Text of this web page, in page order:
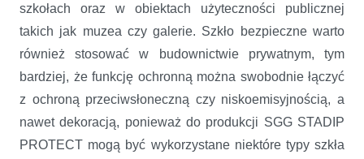
szkołach oraz w obiektach użyteczności publicznej
takich jak muzea czy galerie. Szkło bezpieczne warto
również stosować w budownictwie prywatnym, tym
bardziej, że funkcję ochronną można swobodnie łączyć
z ochroną przeciwsłoneczną czy niskoemisyjnością, a
nawet dekoracją, ponieważ do produkcji SGG STADIP
PROTECT mogą być wykorzystane niektóre typy szkła